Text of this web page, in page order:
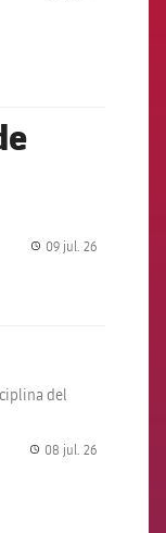
09 jul. 26
del
08 jul. 26